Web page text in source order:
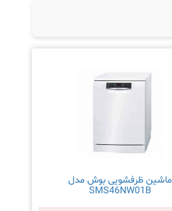
ماشین ظرفشویی بوش مدل
SMS46NW01B